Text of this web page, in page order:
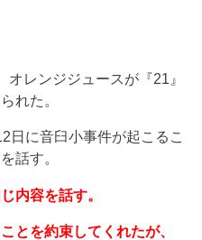
レンジジュースが『21』
れた。
日に音臼小事件が起こるこ
話す。
内容を話す。
とを約束してくれたが、